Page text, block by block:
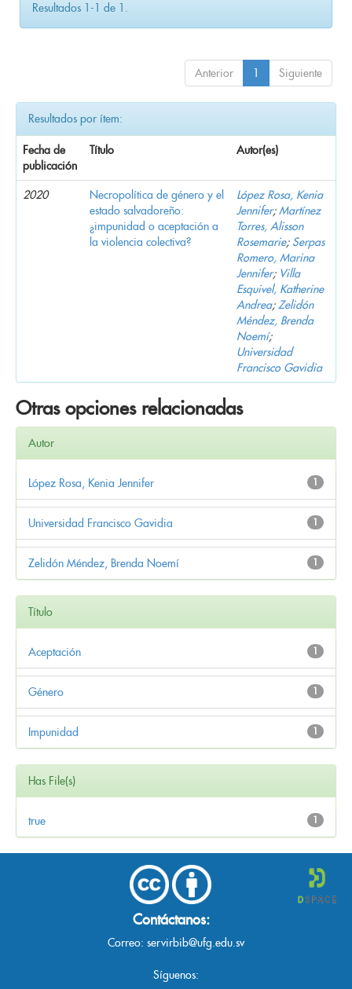
Resultados 1-1 de 1.
Anterior 1 Siguiente
Resultados por ítem:
Fecha de
publicación
Título Autor(es)
2020
Necropolítica de género y el
estado salvadoreño:
¿impunidad o aceptación a
la violencia colectiva?
López Rosa, Kenia
Jennifer;Martínez
Torres, Alisson
Rosemarie; Serpas
Romero, Marina
Jennifer; Villa
Esquivel, Katherine
Andrea; Zelidón
Méndez, Brenda
Noemí;
Universidad
Francisco Gavidia
Otras opciones relacionadas
Autor
1
López Rosa, Kenia Jennifer
1
Universidad Francisco Gavidia
1
Zelidón Méndez, Brenda Noemí
Título
1
Aceptación
1
Género
1
Impunidad
Has File(s)
1
true
Contáctanos:
Correo: servirbib@ufg.edu.sv
Síguenos: